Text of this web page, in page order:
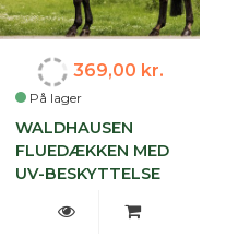
På lager
369,00 kr.
WALDHAUSEN
FLUEDÆKKEN MED
UV-BESKYTTELSE